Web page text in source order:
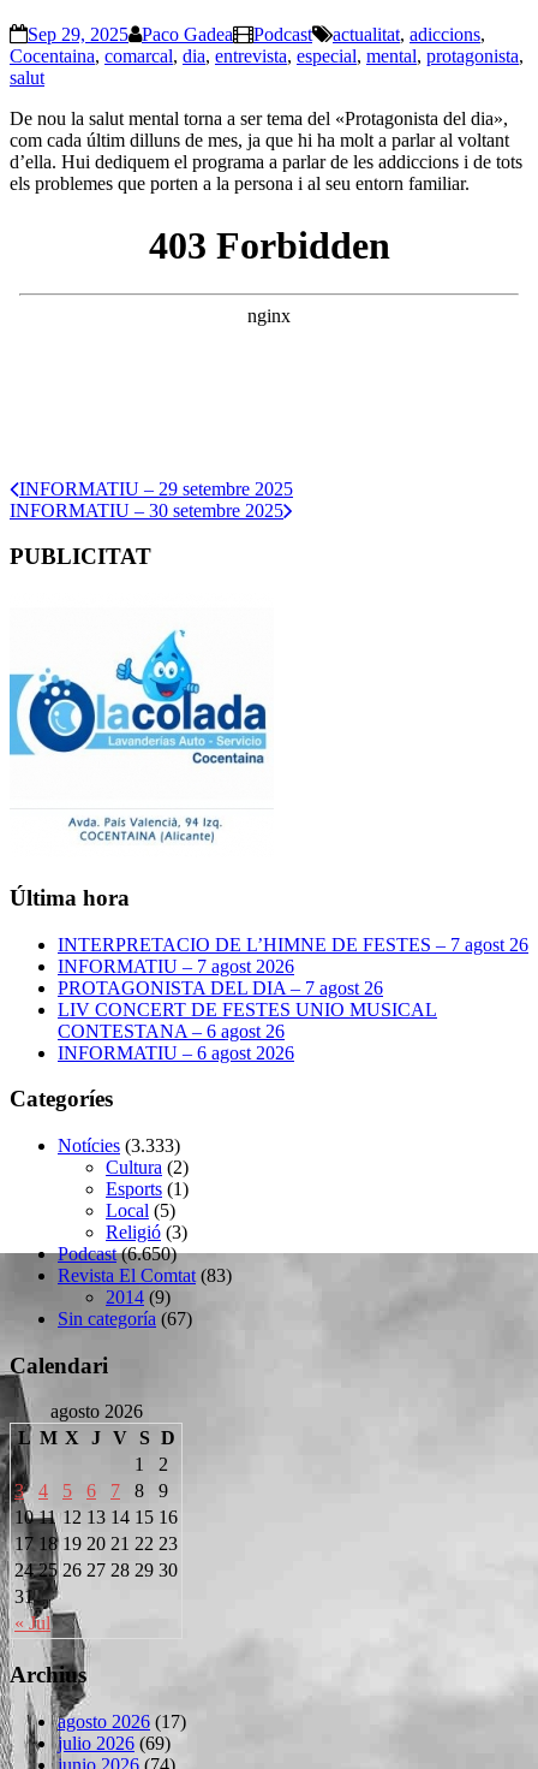
Sep 29, 2025 Paco Gadea Podcast actualitat, adiccions,
Cocentaina, comarcal, dia, entrevista, especial, mental, protagonista,
salut
De nou la salut mental torna a ser tema del «Protagonista del dia»,
com cada últim dilluns de mes, ja que hi ha molt a parlar al voltant
d’ella. Hui dediquem el programa a parlar de les addiccions i de tots
els problemes que porten a la persona i al seu entorn familiar.
INFORMATIU – 29 setembre 2025
INFORMATIU – 30 setembre 2025
PUBLICITAT
Última hora
INTERPRETACIO DE L’HIMNE DE FESTES – 7 agost 26
INFORMATIU – 7 agost 2026
PROTAGONISTA DEL DIA – 7 agost 26
LIV CONCERT DE FESTES UNIO MUSICAL
CONTESTANA – 6 agost 26
INFORMATIU – 6 agost 2026
Categoríes
Notícies (3.333)
Cultura (2)
Esports (1)
Local (5)
Religió (3)
Podcast(6.650)
Revista El Comtat (83)
2014 (9)
Sin categoría (67)
Calendari
agosto 2026
L M X J V S D
« Jul
1
2
3
4 5 6 7 8
9
10 11 12 13 14 15 16
17 18 19 20 21 22 23
24 25 26 27 28 29 30
31
Archius
agosto 2026 (17)
julio 2026 (69)
junio 2026 (74)